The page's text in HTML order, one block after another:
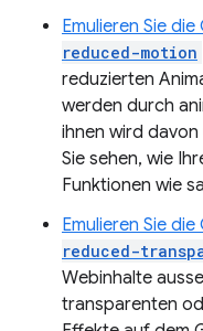
Emulieren Sie
reduced-motion
reduzierten
werden durch
ihnen wird
Sie sehen, wie
Funktionen wie
Emulieren Sie
reduced-
Webinhalte
transparenten